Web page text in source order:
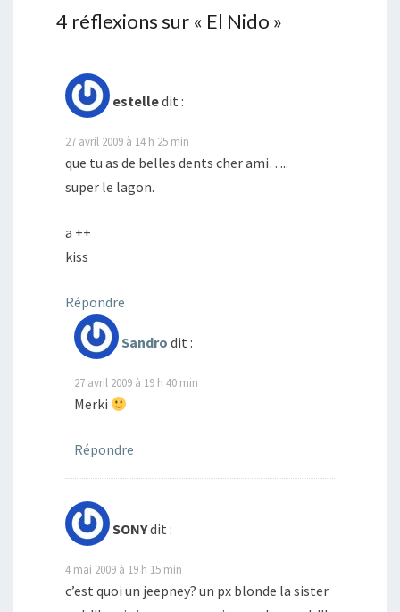
4 réflexions sur « El Nido »
estelledit :
27 avril 2009 à 14 h 25 min
que tu as de belles dents cher ami…..
super le lagon.
a ++
kiss
Répondre
Sandro dit :
27 avril 2009 à 19 h 40 min
Merki
Répondre
SONYdit :
4 mai 2009 à 19 h 15 min
c’est quoi un jeepney? un px blonde la sister